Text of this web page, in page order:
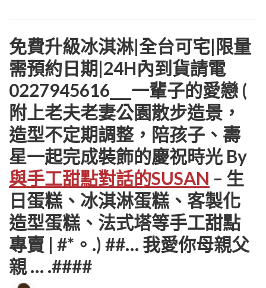
免費升級冰淇淋|全台可宅|限量
需預約日期|24H內到貨請電
0227945616___一輩子的愛戀 (
附上老夫老妻公園散步造景，
造型不定期調整，陪孩子、壽
星一起完成裝飾的慶祝時光 By
與手工甜點對話的SUSAN – 生
日蛋糕、冰淇淋蛋糕、客製化
造型蛋糕、法式塔等手工甜點
專賣 | #*。.) ##… 我愛你母親父
親 … .####